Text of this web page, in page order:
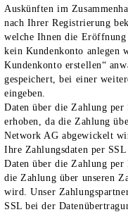
Auskünften im
nach Ihrer Registrierung
welche Ihnen die
kein Kundenkonto anlegen
Kundenkonto erstellen“
gespeichert, bei einer
eingeben.
Daten über die Zahlung
erhoben, da die Zahlung
Network AG abgewickelt
Ihre Zahlungsdaten per
Daten über die Zahlung per
die Zahlung über unseren
wird. Unser
SSL bei der